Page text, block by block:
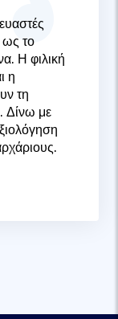
ως το
Η φιλική
η
τη
Δίνω με